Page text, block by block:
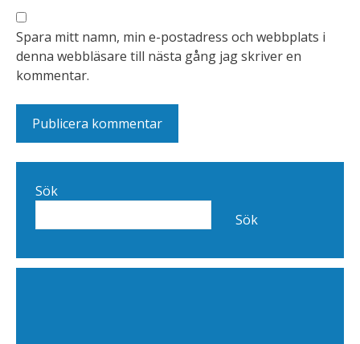
Spara mitt namn, min e-postadress och webbplats i
denna webbläsare till nästa gång jag skriver en
kommentar.
Sök
Sök